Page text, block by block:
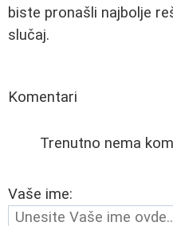
biste pronašli najbolje
slučaj.
Komentari
Trenutno nema
Vaše ime: